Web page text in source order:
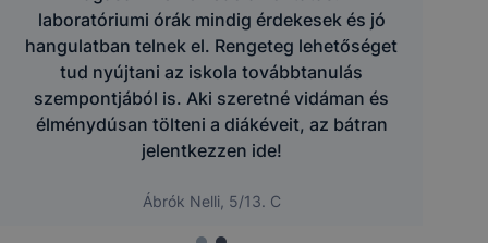
laboratóriumi órák mindig érdekesek és jó
hangulatban telnek el. Rengeteg lehetőséget
tud nyújtani az iskola továbbtanulás
szempontjából is. Aki szeretné vidáman és
élménydúsan tölteni a diákéveit, az bátran
jelentkezzen ide!
Ábrók Nelli, 5/13. C